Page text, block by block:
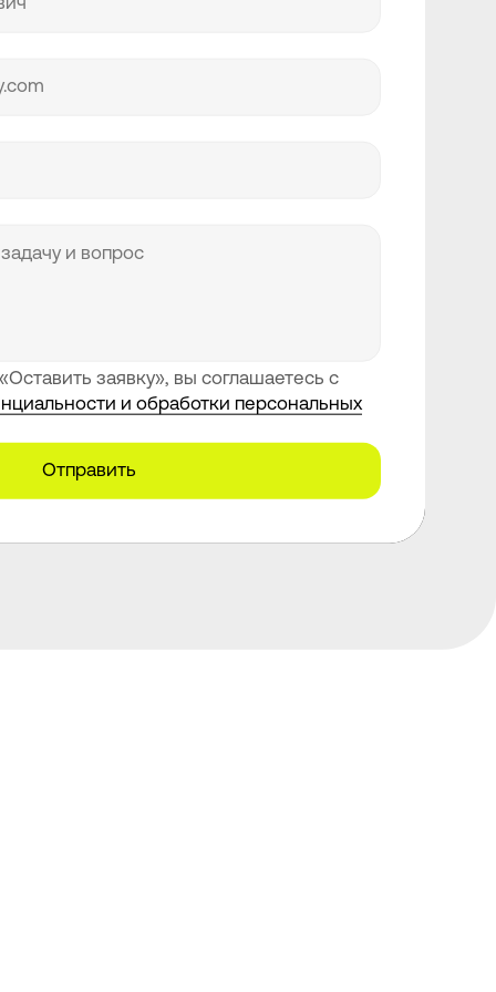
заявку», вы соглашаетесь с
и обработки персональных
Отправить